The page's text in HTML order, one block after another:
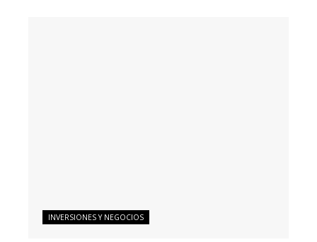
INVERSIONES Y NEGOCIOS